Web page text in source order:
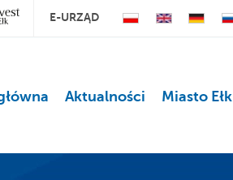
E-URZĄD
Aktualności Miasto Ełk